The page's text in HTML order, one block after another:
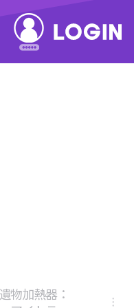
物加熱器：